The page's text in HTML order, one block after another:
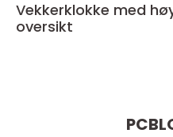
Vekkerklokke med
oversikt